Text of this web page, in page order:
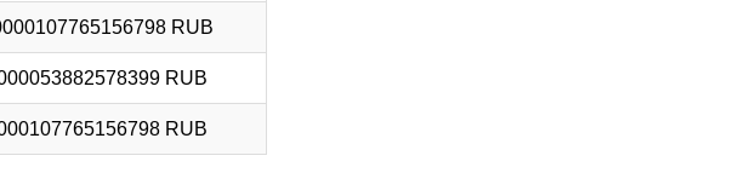
RUB
RUB
RUB